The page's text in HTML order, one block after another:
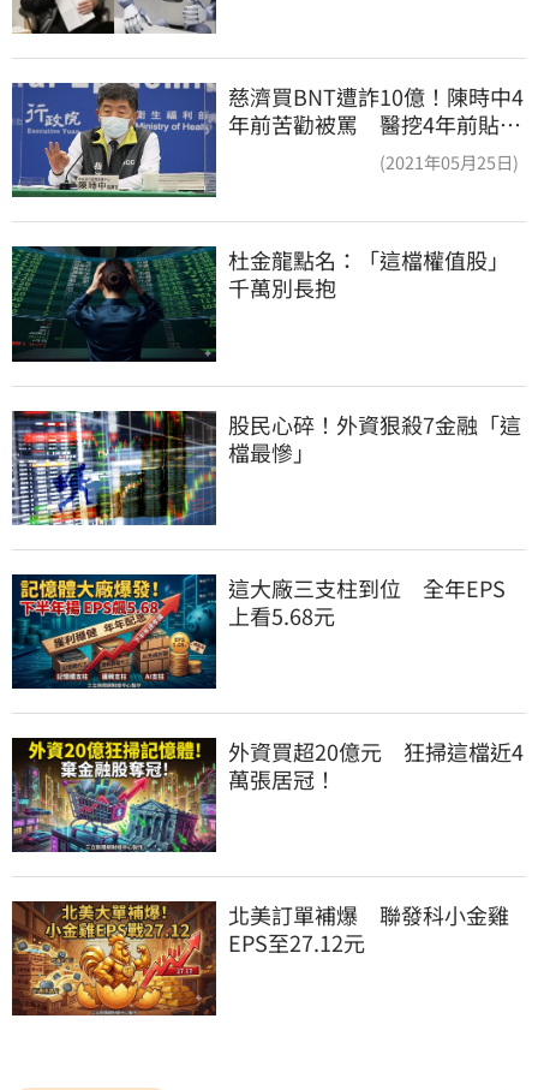
慈濟買BNT遭詐10億！陳時中4
年前苦勸被罵 醫挖4年前貼
(2021年05月25日)
杜金龍點名：「這檔權值股」
千萬別長抱
股民心碎！外資狠殺7金融「這
檔最慘」
這大廠三支柱到位　全年EPS
上看5.68元
外資買超20億元　狂掃這檔近4
萬張居冠！
北美訂單補爆　聯發科小金雞
EPS至27.12元